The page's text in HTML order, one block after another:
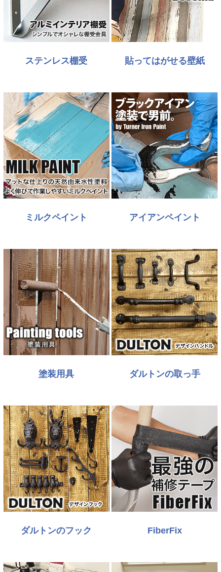
ステンレス棚受 貼ってはがせる壁紙
ミルクペイント アイアンペイント
塗装用具 ダルトンの取っ手
ダルトンのフック FiberFix